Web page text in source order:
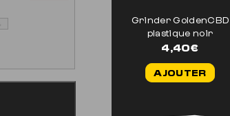
Grinder GoldenCBD
plastique noir
4,40€
AJOUTER